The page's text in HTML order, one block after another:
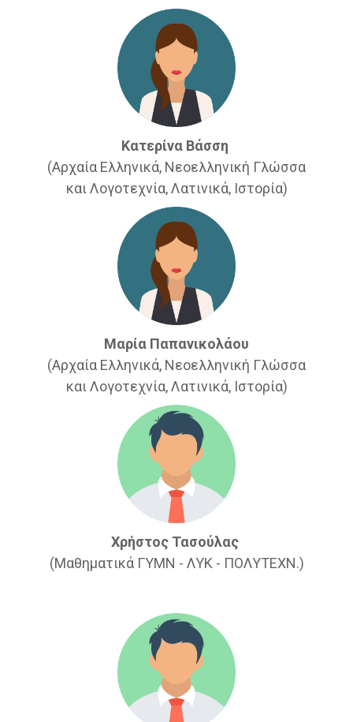
Κατερίνα Βάσση
(Αρχαία Ελληνικά, Νεοελληνική Γλώσσα
και Λογοτεχνία, Λατινικά, Ιστορία)
Μαρία Παπανικολάου
(Αρχαία Ελληνικά, Νεοελληνική Γλώσσα
και Λογοτεχνία, Λατινικά, Ιστορία)
Χρήστος Τασούλας
(Μαθηματικά ΓΥΜΝ - ΛΥΚ - ΠΟΛΥΤΕΧΝ.)